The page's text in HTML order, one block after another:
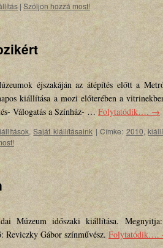
| Szóljon hozzá most!
éjszakáján az átépítés előtt a
kiállítása a mozi előterében a
Válogatás a Színház- …Folytatódik….→
,Saját kiállításaink | Címke: 2010,
Múzeum időszaki kiállítása.
Reviczky Gábor színművész.Folytatódik….